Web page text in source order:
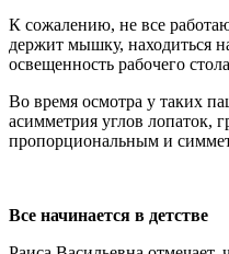
К сожалению, не все
держит мышку, находиться
освещенность рабочего
Во время осмотра у таких
асимметрия углов лопаток,
пропорциональным и
Все начинается в детстве